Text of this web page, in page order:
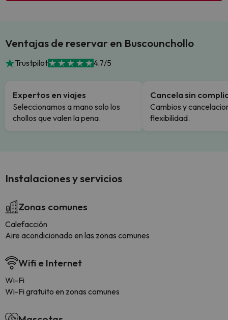
Ventajas de reservar en Buscounchollo
Trustpilot 4.7/5
Expertos en viajes
Seleccionamos a mano solo los
chollos que valen la pena.
Cancela sin
Cambios y
flexibilidad.
Instalaciones y servicios
Zonas comunes
Calefacción
Aire acondicionado en las zonas comunes
Wifi e Internet
Wi-Fi
Wi-Fi gratuito en zonas comunes